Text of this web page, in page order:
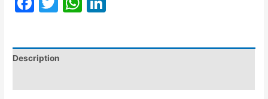
Description